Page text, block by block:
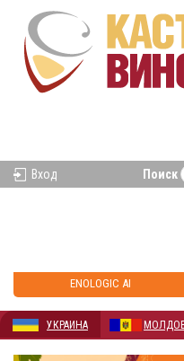
Вход Поиск
ENOLOGIC AI
УКРАИНА